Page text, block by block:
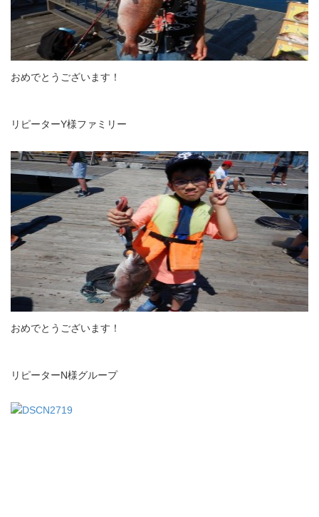
おめでとうございます！
リピーターY様ファミリー
おめでとうございます！
リピーターN様グループ